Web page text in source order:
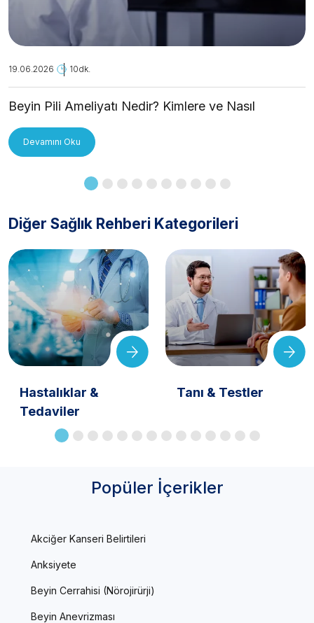
19.06.2026 10dk.
Beyin Pili Ameliyatı Nedir? Kimlere ve Nasıl
Devamını Oku
Diğer Sağlık Rehberi Kategorileri
Hastalıklar &
Tedaviler
Tanı & Testler
Popüler İçerikler
Akciğer Kanseri Belirtileri
Anksiyete
Beyin Cerrahisi (Nörojirürji)
Beyin Anevrizması